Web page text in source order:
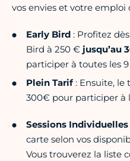
vos envies et votre emploi
Early Bird : Profitez
Bird à 250 € jusqu’au
participer à toutes les 9
Plein Tarif: Ensuite, le
300€ pour participer à
Sessions Individuelles
carte selon vos
Vous trouverez la liste